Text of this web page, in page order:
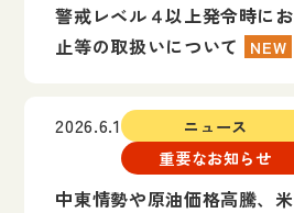
警戒レベル４以上発令時に
止等の取扱いについて
NEW
2026.6.1
ニュース
重要なお知らせ
中東情勢や原油価格高騰、